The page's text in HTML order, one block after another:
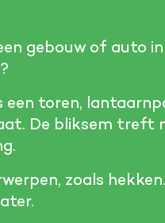
gebouw of auto
een toren,
De bliksem treft
zoals